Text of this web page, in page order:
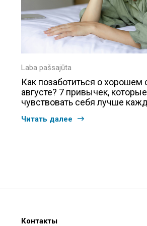
Laba pašsajūta
Как позаботиться о хорошем
августе? 7 привычек,
чувствовать себя лучше
Читать далее
Контакты